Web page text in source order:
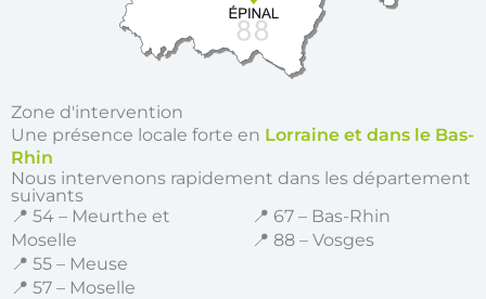
Zone d'intervention
Une présence locale forte en Lorraine et dans le Bas-
Rhin
Nous intervenons rapidement dans les département
suivants
📍 54 – Meurthe et
Moselle
📍 55 – Meuse
📍 57 – Moselle
📍 67 – Bas-Rhin
📍 88 – Vosges